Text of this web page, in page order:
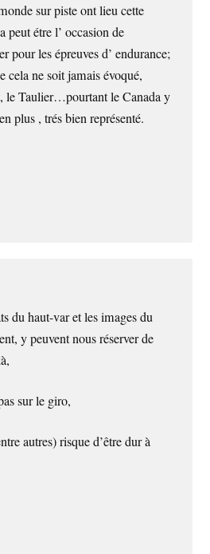
sur piste ont lieu cette
peut étre l’ occasion de
pour les épreuves d’ endurance;
cela ne soit jamais évoqué,
le Taulier…pourtant le Canada y
plus , trés bien représenté.
du haut-var et les images du
y peuvent nous réserver de
sur le giro,
autres) risque d’être dur à